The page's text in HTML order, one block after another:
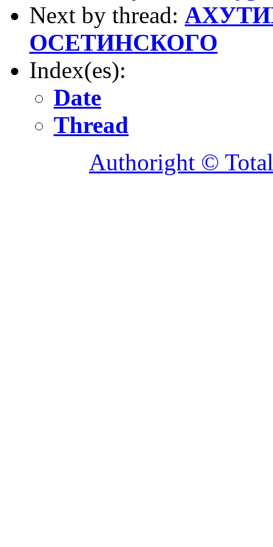
Next by thread:
ОСЕТИНСКОГО
Index(es):
Date
Thread
Authoright ©